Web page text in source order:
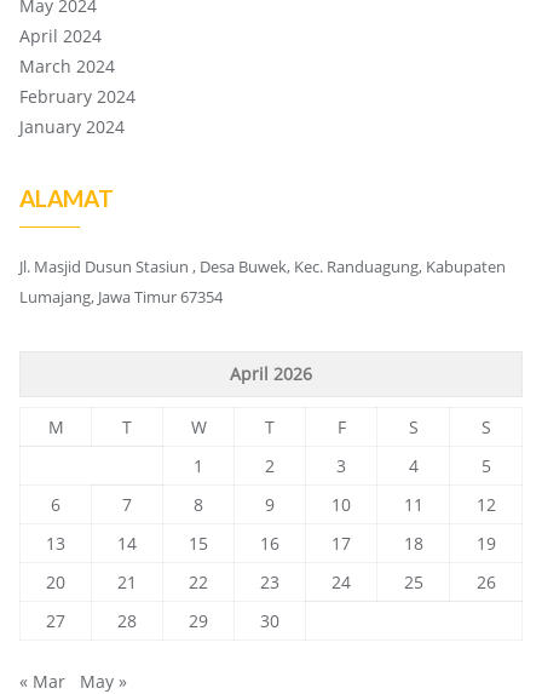
May 2024
April 2024
March 2024
February 2024
January 2024
ALAMAT
Jl. Masjid Dusun Stasiun , Desa Buwek, Kec. Randuagung, Kabupaten
Lumajang, Jawa Timur 67354
April 2026
M T W T F S
S
1
2 3 4
5
6
7 8 9 10 11
12
13
14 15 16 17 18
19
20
21 22 23 24 25
26
27
28 29 30
« Mar May »